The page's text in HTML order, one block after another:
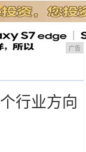
广告
行业方向